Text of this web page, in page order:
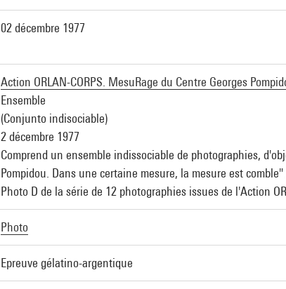
02 décembre 1977
Action ORLAN-CORPS. MesuRage du Centre Georges
Ensemble
(Conjunto indisociable)
2 décembre 1977
Comprend un ensemble indissociable de photographies,
Pompidou. Dans une certaine mesure, la mesure est
Photo D de la série de 12 photographies issues de l'Action
Photo
Epreuve gélatino-argentique